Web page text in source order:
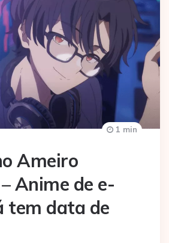
Ameiro
Anime de e-
tem data de
1 min